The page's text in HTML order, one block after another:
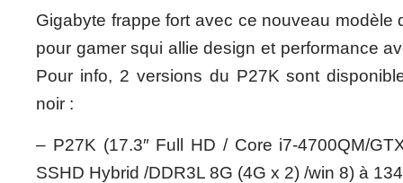
Gigabyte frappe fort avec ce nouveau modèle
pour gamer squi allie design et performance
Pour info, 2 versions du P27K sont
noir :
– P27K (17.3″ Full HD / Core i7-4700QM/
SSHD Hybrid /DDR3L 8G (4G x 2) /win 8) à